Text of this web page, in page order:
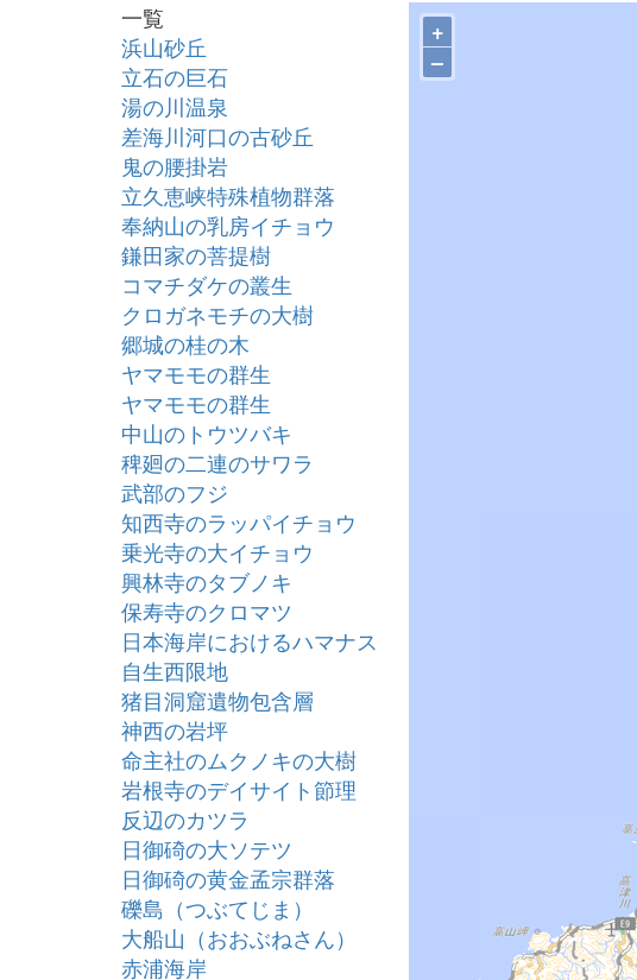
一覧
浜山砂丘
立石の巨石
湯の川温泉
差海川河口の古砂丘
鬼の腰掛岩
立久恵峡特殊植物群落
奉納山の乳房イチョウ
鎌田家の菩提樹
コマチダケの叢生
クロガネモチの大樹
郷城の桂の木
ヤマモモの群生
ヤマモモの群生
中山のトウツバキ
稗廻の二連のサワラ
武部のフジ
知西寺のラッパイチョウ
乗光寺の大イチョウ
興林寺のタブノキ
保寿寺のクロマツ
日本海岸におけるハマナス
自生西限地
猪目洞窟遺物包含層
神西の岩坪
命主社のムクノキの大樹
岩根寺のデイサイト節理
反辺のカツラ
日御碕の大ソテツ
日御碕の黄金孟宗群落
礫島（つぶてじま）
大船山（おおぶねさん）
赤浦海岸
+
–